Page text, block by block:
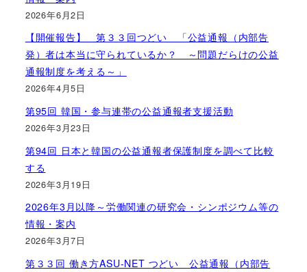
2026年6月2日
【開催報告】 第３３回つどい 「公益通報（内部告
発）者は本当に守られているか？ ～問題だらけの公益
通報制度を考える～」
2026年4月5日
第95回 韓国・参与連帯の公益通報者支援活動
2026年3月23日
第94回 日本と韓国の公益通報者保護制度を調べて比較
する
2026年3月19日
2026年3月以降～労働関連の研究会・シンポジウム等の
情報・案内
2026年3月7日
第３３回 働き方ASU-NET つどい 公益通報（内部告